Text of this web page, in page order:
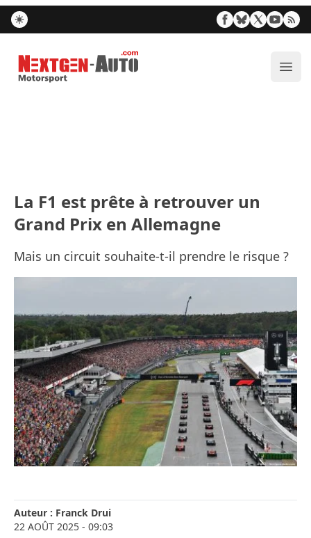
Nextgen-Auto.com
La F1 est prête à retrouver un
Grand Prix en Allemagne
Mais un circuit souhaite-t-il prendre le risque ?
Auteur : Franck Drui
22 AOÛT 2025 - 09:03